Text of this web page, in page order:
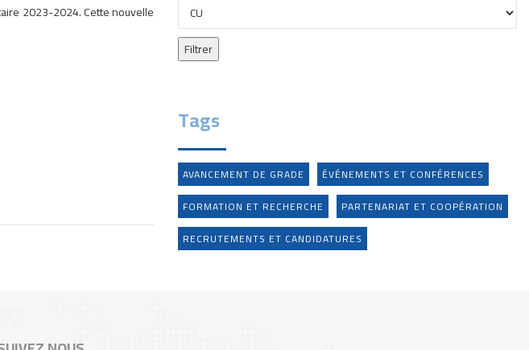
2023-2024. Cette nouvelle
Tags
AVANCEMENT DE GRADE
ÉVÉNEMENTS ET CONFÉRENCES
FORMATION ET RECHERCHE
PARTENARIAT ET COOPÉRATION
RECRUTEMENTS ET CANDIDATURES